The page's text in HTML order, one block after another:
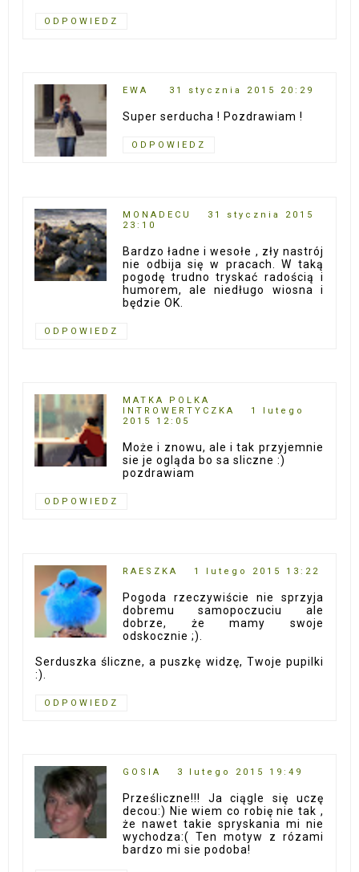
ODPOWIEDZ
EWA 31 stycznia 2015 20:29
Super serducha ! Pozdrawiam !
ODPOWIEDZ
MONADECU
31 stycznia 2015
23:10
Bardzo ładne i wesołe , zły nastrój
nie odbija się w pracach. W taką
pogodę trudno tryskać radością i
humorem, ale niedługo wiosna i
będzie OK.
ODPOWIEDZ
MATKA POLKA
INTROWERTYCZKA
1 lutego
2015 12:05
Może i znowu, ale i tak przyjemnie
sie je ogląda bo sa sliczne :)
pozdrawiam
ODPOWIEDZ
RAESZKA 1 lutego 2015 13:22
Pogoda rzeczywiście nie sprzyja
dobremu samopoczuciu ale
dobrze, że mamy swoje
odskocznie ;).
Serduszka śliczne, a puszkę widzę, Twoje pupilki
:).
ODPOWIEDZ
GOSIA 3 lutego 2015 19:49
Prześliczne!!! Ja ciągle się uczę
decou:) Nie wiem co robię nie tak ,
że nawet takie spryskania mi nie
wychodza:( Ten motyw z rózami
bardzo mi sie podoba!